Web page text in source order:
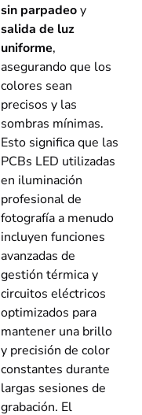
sin parpadeoy
salida de luz
uniforme,
asegurando que los
colores sean
precisos y las
sombras mínimas.
Esto significa que las
PCBs LED utilizadas
en iluminación
profesional de
fotografía a menudo
incluyen funciones
avanzadas de
gestión térmica y
circuitos eléctricos
optimizados para
mantener una brillo
y precisión de color
constantes durante
largas sesiones de
grabación. El